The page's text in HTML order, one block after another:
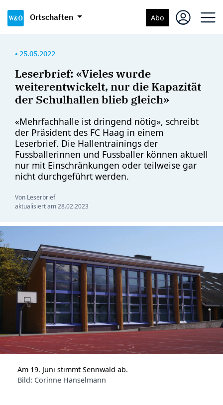
Ortschaften Abo
• 25.05.2022
Leserbrief: «Vieles wurde
weiterentwickelt, nur die Kapazität
der Schulhallen blieb gleich»
«Mehrfachhalle ist dringend nötig», schreibt
der Präsident des FC Haag in einem
Leserbrief. Die Hallentrainings der
Fussballerinnen und Fussballer können aktuell
nur mit Einschränkungen oder teilweise gar
nicht durchgeführt werden.
Von Leserbrief
aktualisiert am28.02.2023
Am 19. Juni stimmt Sennwald ab.
Bild: Corinne Hanselmann